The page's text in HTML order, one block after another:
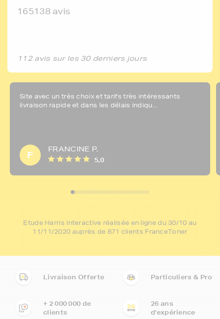
165138 avis
112 avis sur les 30 derniers jours
Site avec un très choix et tarifs très intéressants
livraison rapide et dans les délais indiqu...
F
FRANCINE P.
5,0
Etude Harris Interactive réalisée en ligne du 30/10 au
11/11/2020 auprès de 871 clients FranceToner
Livraison Offerte Particuliers & Pro
+ 2 000 000 de
clients
26 ans
d'expérience